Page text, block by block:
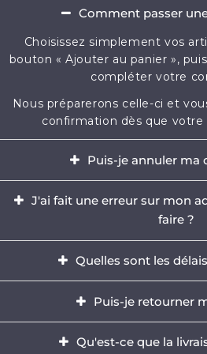
Comment passer
Choisissez simplement vos
bouton « Ajouter au panier »,
compléter votre
Nous préparerons celle-ci et
confirmation dès que votre
Puis-je annuler ma
l'heure qui suit
J'ai fait une erreur sur mon
faire ?
heures qui suit votre achat. Si
livraison comporte une
rapidement par email à
précisant
Quelles sont les
72h (hors week-end et jours
livraison sont de 5 à 12 jours
15 jours ouvrés
Puis-je retourner
retourner votre
Qu'est-ce que la